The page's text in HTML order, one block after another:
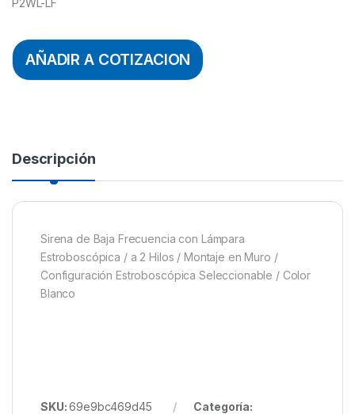
AÑADIR A COTIZACION
Descripción
Sirena de Baja Frecuencia con Lámpara
Estroboscópica / a 2 Hilos / Montaje en Muro /
Configuración Estroboscópica Seleccionable / Color
Blanco
SKU:69e9bc469d45
Categoría: